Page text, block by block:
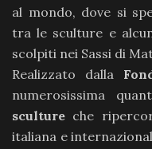
al mondo, dove si
tra le sculture e
scolpiti nei Sassi di
Realizzato dalla
numerosissima
sculture che
italiana e